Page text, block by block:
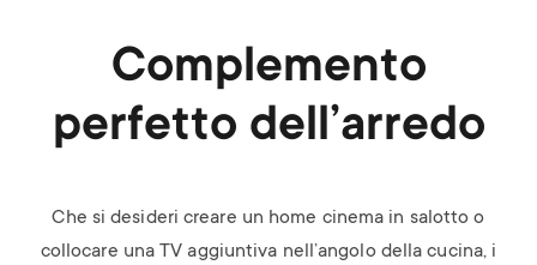
Complemento
perfetto dell’arredo
Che si desideri creare un home cinema in salotto o
collocare una TV aggiuntiva nell’angolo della cucina, i